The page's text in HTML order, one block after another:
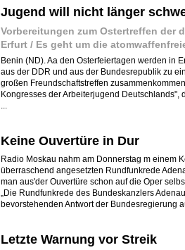
Jugend will nicht länger
Vorbereitungen zum Ostertreffen der
Erfurt / Es geht um die
Benin (ND). Aa den Osterfeiertagen werden in
aus der DDR und aus der Bundesrepublik zu
großen Freundschaftstreffen
Kongresses der Arbeiterjugend
...
Keine Ouvertüre in Dur
Radio Moskau nahm am Donnerstag m einem
überraschend angesetzten Rundfunkrede
man aus'der Ouvertüre schon auf die Oper
„Die Rundfunkrede des Bundeskanzlers
bevorstehenden Antwort der Bundesregierung
Letzte Warnung vor Streik